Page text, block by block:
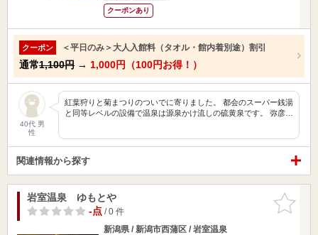
クーポンあり
クーポン ＜平日のみ＞大人入館料（タオル・館内着別途）割引
通常1,100円 → 1,000円（100円お得！）
40代 男
性
紅葉狩りと菊まつりのついでに寄りました。 都会のスーパー銭湯
と同等レベルの設備で温泉は源泉かけ流しの硫黄泉です。 弥彦…
関連情報から探す
お気に入
りに追加
岩室温泉 ゆもとや
-点/ 0 件
新潟県 / 新潟市西蒲区 / 岩室温泉